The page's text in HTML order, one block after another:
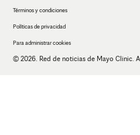
Términos y condiciones
Políticas de privacidad
Para administrar cookies
© 2026. Red de noticias de Mayo Clinic.